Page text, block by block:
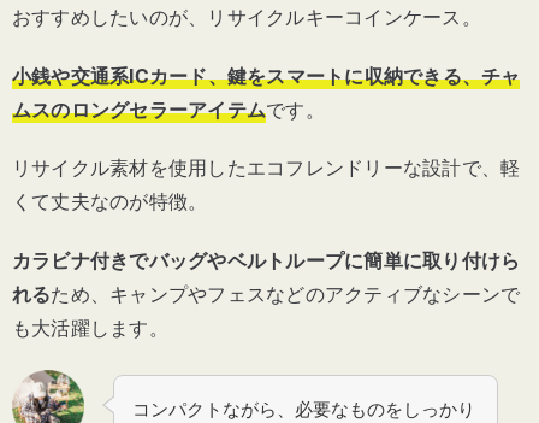
おすすめしたいのが、リサイクルキーコインケース。
小銭や交通系ICカード、鍵をスマートに収納できる、チャ
ムスのロングセラーアイテムです。
リサイクル素材を使用したエコフレンドリーな設計で、軽
くて丈夫なのが特徴。
カラビナ付きでバッグやベルトループに簡単に取り付けら
れるため、キャンプやフェスなどのアクティブなシーンで
も大活躍します。
コンパクトながら、必要なものをしっかり